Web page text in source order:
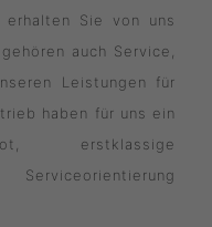
erhalten Sie von uns
auch Service,
Leistungen für
haben für uns ein
erstklassige